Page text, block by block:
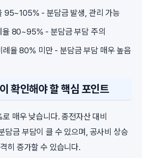
95~105% - 분담금 발생, 관리 가능
율 80~95% - 분담금 부담 주의
례율 80% 미만 - 분담금 부담 매우 높음
확인해야 할 핵심 포인트
매우 낮습니다. 종전자산 대비
담금 부담이 클 수 있으며, 공사비 상승
히 증가할 수 있습니다.